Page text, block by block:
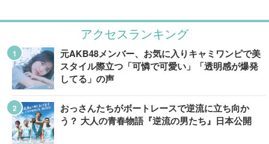
アクセスランキング
元AKB48メンバー、お気に入りキャミワンピで美
スタイル際立つ「可憐で可愛い」「透明感が爆発
してる」の声
おっさんたちがボートレースで逆流に立ち向か
う？ 大人の青春物語『逆流の男たち』日本公開